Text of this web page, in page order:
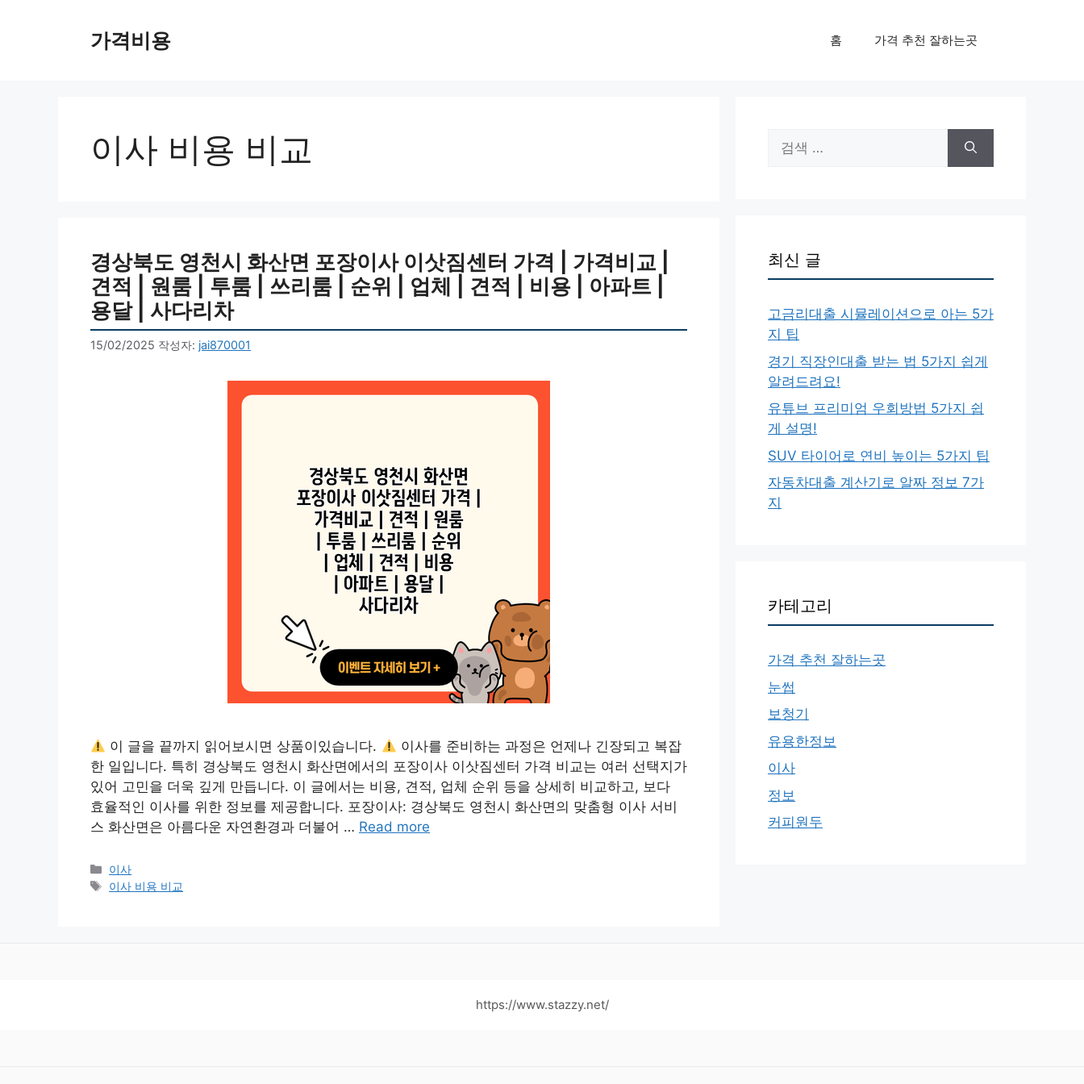
가격비용 홈 가격 추천 잘하는곳
이사 비용 비교
경상북도 영천시 화산면 포장이사 이삿짐센터 가격 | 가격비교 |
견적 | 원룸 | 투룸 | 쓰리룸 | 순위 | 업체 | 견적 | 비용 | 아파트 |
용달 | 사다리차
15/02/2025 작성자: jai870001
이 글을 끝까지 읽어보시면 상품이있습니다.
이사를 준비하는 과정은 언제나 긴장되고 복잡
한 일입니다. 특히 경상북도 영천시 화산면에서의 포장이사 이삿짐센터 가격 비교는 여러 선택지가
있어 고민을 더욱 깊게 만듭니다. 이 글에서는 비용, 견적, 업체 순위 등을 상세히 비교하고, 보다
효율적인 이사를 위한 정보를 제공합니다. 포장이사: 경상북도 영천시 화산면의 맞춤형 이사 서비
스 화산면은 아름다운 자연환경과 더불어 … Read more
카
테
이사
태
이사 비용 비교
색:
최신 글
고금리대출 시뮬레이션으로 아는 5가
지 팁
경기 직장인대출 받는 법 5가지 쉽게
알려드려요!
유튜브 프리미엄 우회방법 5가지 쉽
게 설명!
SUV 타이어로 연비 높이는 5가지 팁
자동차대출 계산기로 알짜 정보 7가
지
카테고리
가격 추천 잘하는곳
눈썹
보청기
유용한정보
이사
정보
커피원두
https://www.stazzy.net/